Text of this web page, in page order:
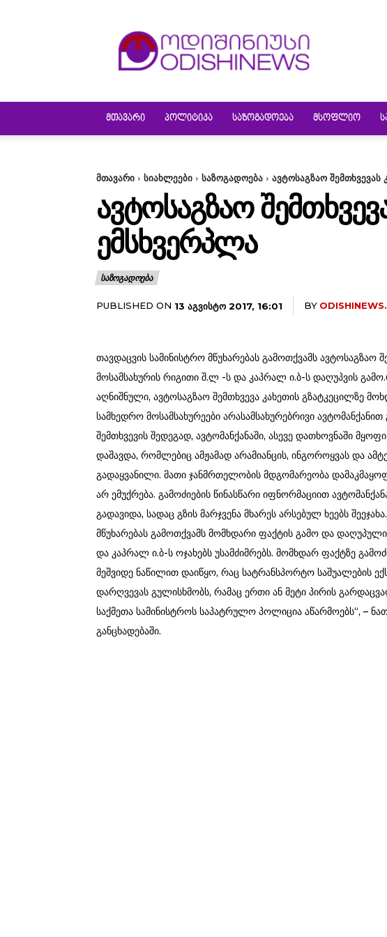
ᲛᲗᲐᲕᲐᲠᲘ ᲞᲝᲚᲘᲢᲘᲙᲐ ᲡᲐᲖᲝᲒᲐᲓᲝᲔᲑᲐ ᲛᲡᲝᲤᲚᲘᲝ
მთავარი სიახლეები საზოგადოება ავტოსაგზაო
ᲐᲕᲢᲝᲡᲐᲒᲖᲐᲝ
ᲔᲛᲡᲮᲕᲔᲠᲞᲚᲐ
ᲡᲐᲖᲝᲒᲐᲓᲝᲔᲑᲐ
PUBLISHED ON 13 ᲐᲒᲕᲘᲡᲢᲝ 2017, 16:01 BY
თავდაცვის სამინისტრო მწუხარებას გამოთქვამს ავტოსაგზაო
მოსამსახურის რიგითი შ.ლ -ს და კაპრალ ი.ბ-ს დაღუპვის
აღნიშნული, ავტოსაგზაო შემთხვევა კახეთის გზატკეცილზე
სამხედრო მოსამსახურეები არასამსახურებრივი
შემთხვევის შედეგად, ავტომანქანაში, ასევე დათხოვნაში
დაშავდა, რომლებიც ამჟამად არამიანცის, ინგოროყვას და
გადაყვანილი. მათი ჯანმრთელობის მდგომარეობა
არ ემუქრება. გამოძიების წინასწარი იფნორმაციით
გადავიდა, სადაც გზის მარჯვენა მხარეს არსებულ ხეებს
მწუხარებას გამოთქვამს მომხდარი ფაქტის გამო და
და კაპრალ ი.ბ-ს ოჯახებს უსამძიმრებს. მომხდარ ფაქტზე
მეშვიდე ნაწილით დაიწყო, რაც სატრანსპორტო საშუალების
დარღვევას გულისხმობს, რამაც ერთი ან მეტი პირის
საქმეთა სამინისტროს საპატრულო პოლიცია აწარმოებს“, –
განცხადებაში.